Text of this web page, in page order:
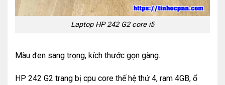
Laptop HP 242 G2 core i5
Màu đen sang trọng, kích thước gọn gàng.
HP 242 G2 trang bị cpu core thế hệ thứ 4, ram 4GB, ổ